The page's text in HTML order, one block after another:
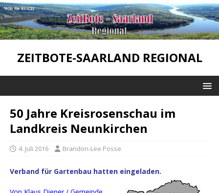
ZEITBOTE-SAARLAND REGIONAL
50 Jahre Kreisrosenschau im
Landkreis Neunkirchen
4. Juli 2016 Brandon-Lee Posse
Verband für Gartenbau hatten eingeladen.